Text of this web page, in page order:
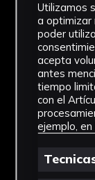
Utilizamos
a optimizar
poder
acepta
antes
tiempo
con el
ejemplo, en